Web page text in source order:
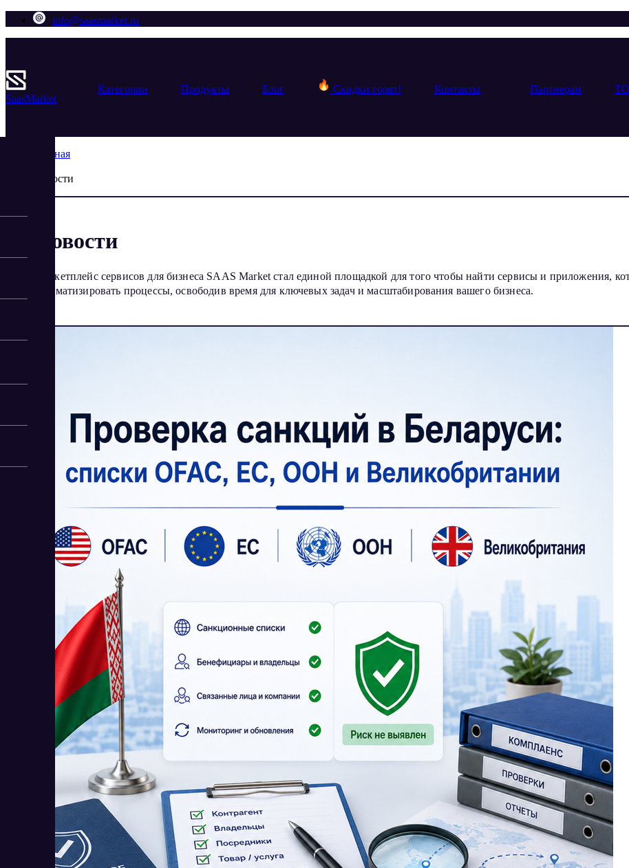
info@saasmarket.ru
SaasMarket
Категории Продукты Блог Скидки горят! Контакты Партнерам
Главная
Новости
Новости
Маркетплейс сервисов для бизнеса SAAS Market стал единой площадкой для того чтобы найти сервисы и приложения,
автоматизировать процессы, освободив время для ключевых задач и масштабирования вашего бизнеса.